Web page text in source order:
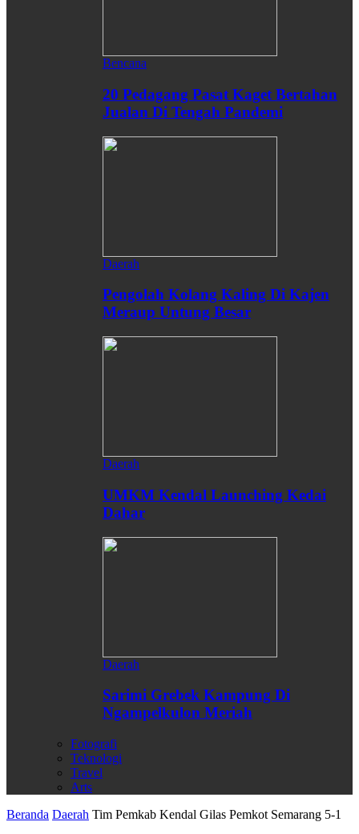
Bencana
20 Pedagang Pasat Kaget Bertahan
Jualan Di Tengah Pandemi
Daerah
Pengolah Kolang Kaling Di Kajen
Meraup Untung Besar
Daerah
UMKM Kendal Launching Kedai
Dahar
Daerah
Sarimi Grebek Kampung Di
Ngampelkulon Meriah
Fotografi
Teknologi
Travel
Arts
Beranda Daerah Tim Pemkab Kendal Gilas Pemkot Semarang 5-1